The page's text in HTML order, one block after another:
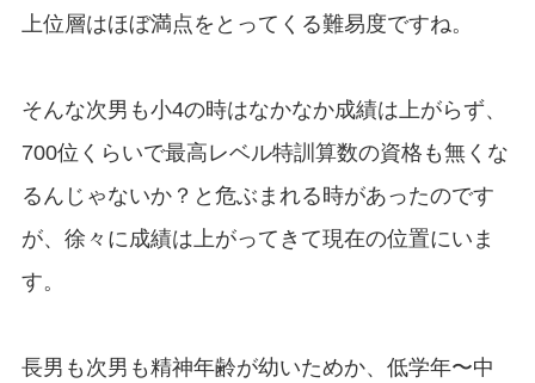
上位層はほぼ満点をとってくる難易度ですね。
そんな次男も小4の時はなかなか成績は上がらず、
700位くらいで最高レベル特訓算数の資格も無くな
るんじゃないか？と危ぶまれる時があったのです
が、徐々に成績は上がってきて現在の位置にいま
す。
長男も次男も精神年齢が幼いためか、低学年〜中